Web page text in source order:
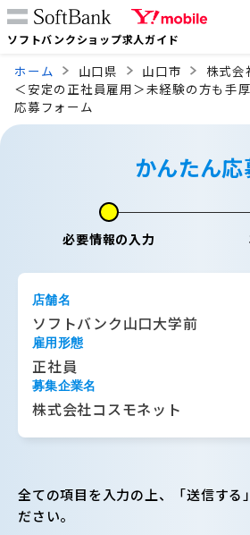
ソフトバンクショップ求人ガイド
ホーム 山口県 山口市
株式会
＜安定の正社員雇用＞未経験の方も手
応募フォーム
かんたん応
必要情報の入力
店舗名
ソフトバンク山口大学前
雇用形態
正社員
募集企業名
株式会社コスモネット
全ての項目を入力の上、「送信する
ださい。